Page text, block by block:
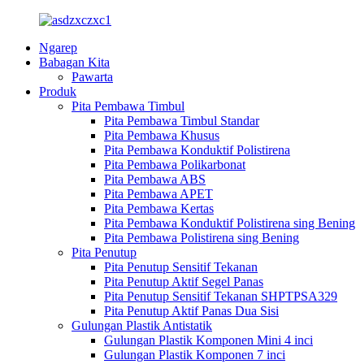
Ngarep
Babagan Kita
Pawarta
Produk
Pita Pembawa Timbul
Pita Pembawa Timbul Standar
Pita Pembawa Khusus
Pita Pembawa Konduktif Polistirena
Pita Pembawa Polikarbonat
Pita Pembawa ABS
Pita Pembawa APET
Pita Pembawa Kertas
Pita Pembawa Konduktif Polistirena sing Bening
Pita Pembawa Polistirena sing Bening
Pita Penutup
Pita Penutup Sensitif Tekanan
Pita Penutup Aktif Segel Panas
Pita Penutup Sensitif Tekanan SHPTPSA329
Pita Penutup Aktif Panas Dua Sisi
Gulungan Plastik Antistatik
Gulungan Plastik Komponen Mini 4 inci
Gulungan Plastik Komponen 7 inci